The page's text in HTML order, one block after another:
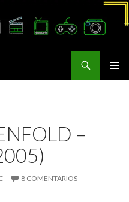
–
8 COMENTARIOS